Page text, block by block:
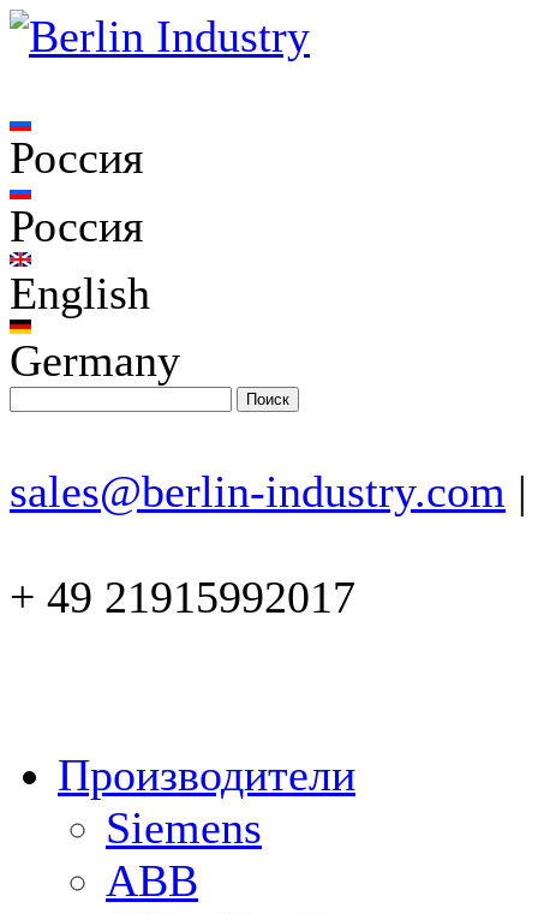
Россия
Россия
English
Germany
sales@berlin-industry.com |
+ 49 21915992017
Производители
Siemens
ABB